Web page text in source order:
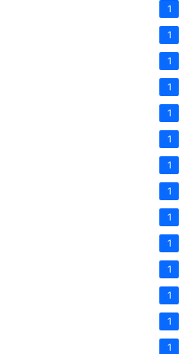
1
1
1
1
1
1
1
1
1
1
1
1
1
1